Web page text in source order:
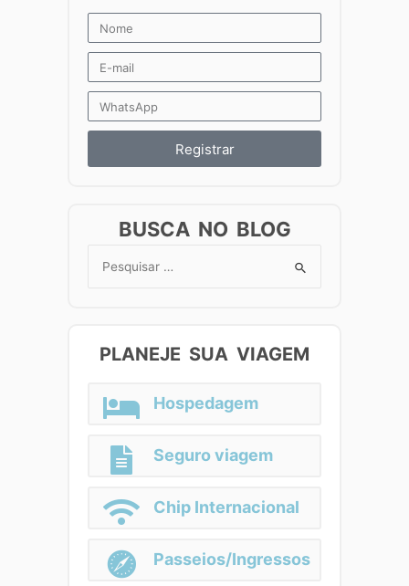
Registrar
BUSCA NO BLOG
Search
PLANEJE SUA VIAGEM
Hospedagem
Seguro viagem
Chip Internacional
Passeios/Ingressos